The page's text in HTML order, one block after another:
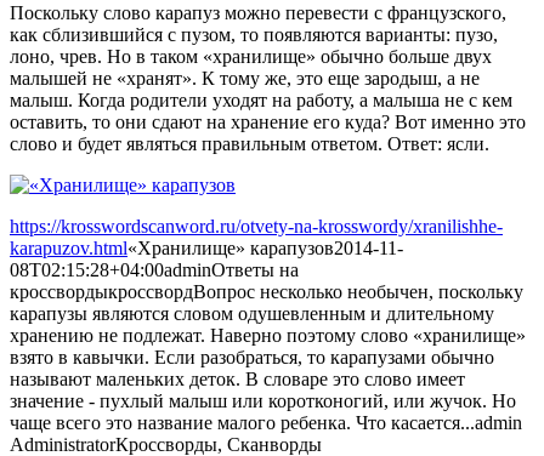
Поскольку слово карапуз можно перевести с французского,
как сблизившийся с пузом, то появляются варианты: пузо,
лоно, чрев. Но в таком «хранилище» обычно больше двух
малышей не «хранят». К тому же, это еще зародыш, а не
малыш. Когда родители уходят на работу, а малыша не с кем
оставить, то они сдают на хранение его куда? Вот именно это
слово и будет являться правильным ответом. Ответ: ясли.
https://krosswordscanword.ru/otvety-na-krosswordy/xranilishhe-
karapuzov.html«Хранилище» карапузов2014-11-
08T02:15:28+04:00adminОтветы на
кроссвордыкроссвордВопрос несколько необычен, поскольку
карапузы являются словом одушевленным и длительному
хранению не подлежат. Наверно поэтому слово «хранилище»
взято в кавычки. Если разобраться, то карапузами обычно
называют маленьких деток. В словаре это слово имеет
значение - пухлый малыш или коротконогий, или жучок. Но
чаще всего это название малого ребенка. Что касается...admin
AdministratorКроссворды, Сканворды